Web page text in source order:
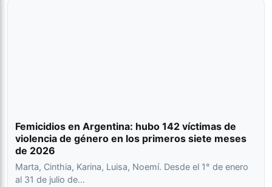
Femicidios en Argentina: hubo 142 víctimas de
violencia de género en los primeros siete meses
de 2026
Marta, Cinthia, Karina, Luisa, Noemí. Desde el 1° de enero
al 31 de julio de…